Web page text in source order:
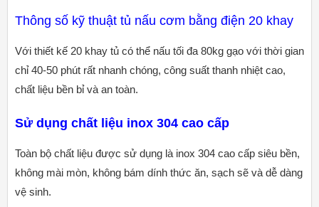
Thông số kỹ thuật tủ nấu cơm bằng điện 20 khay
Với thiết kế 20 khay tủ có thể nấu tối đa 80kg gạo với thời gian
chỉ 40-50 phút rất nhanh chóng, công suất thanh nhiệt cao,
chất liệu bền bỉ và an toàn.
Sử dụng chất liệu inox 304 cao cấp
Toàn bộ chất liệu được sử dụng là inox 304 cao cấp siêu bền,
không mài mòn, không bám dính thức ăn, sạch sẽ và dễ dàng
vệ sinh.